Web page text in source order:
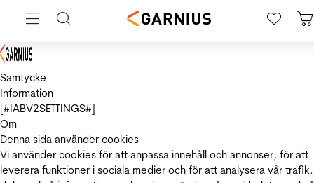
Samtycke
Information
[#IABV2SETTINGS#]
Om
Denna sida använder cookies
Vi använder cookies för att anpassa innehåll och annonser, för att
leverera funktioner i sociala medier och för att analysera vår